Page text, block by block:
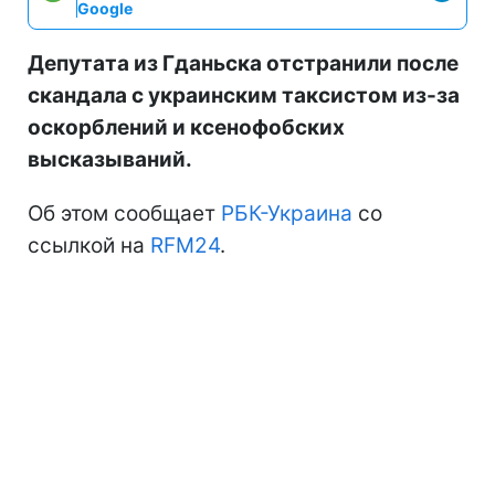
Google
Депутата из Гданьска отстранили после
скандала с украинским таксистом из-за
оскорблений и ксенофобских
высказываний.
Об этом сообщает РБК-Украина со
ссылкой на RFM24.